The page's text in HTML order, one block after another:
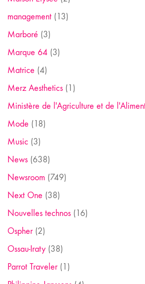
management (13)
Marboré (3)
Marque 64 (3)
Matrice (4)
Merz Aesthetics (1)
Ministère de l'Agriculture et de
Mode (18)
Music (3)
News (638)
Newsroom (749)
Next One (38)
Nouvelles technos (16)
Ospher(2)
Ossau-Iraty (38)
Parrot Traveler(1)